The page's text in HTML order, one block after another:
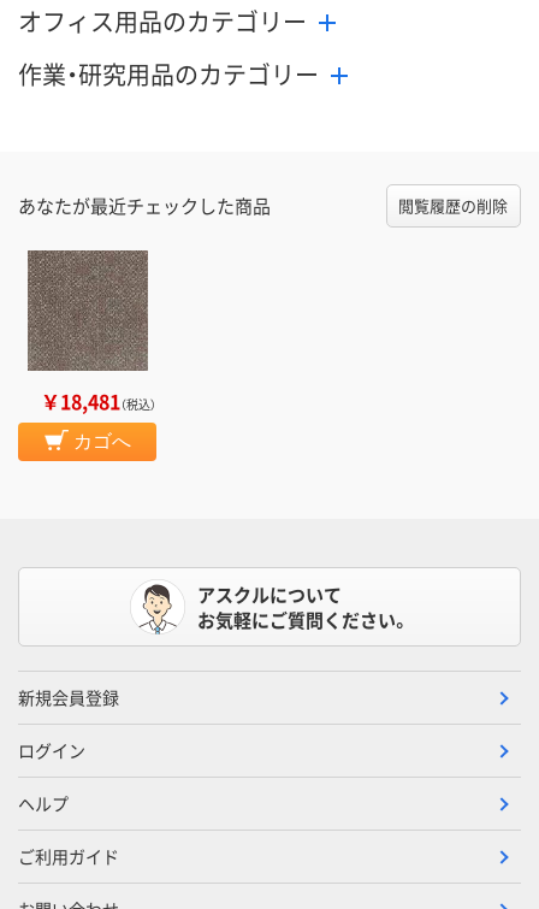
オフィス用品のカテゴリー
作業・研究用品のカテゴリー
あなたが最近チェックした商品 閲覧履歴の削除
￥18,481（税込）
カゴへ
アスクルについて
お気軽にご質問ください。
新規会員登録
ログイン
ヘルプ
ご利用ガイド